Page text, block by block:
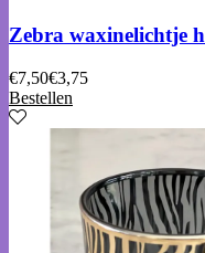
Zebra waxinelichtje
€7,50€3,75
Bestellen